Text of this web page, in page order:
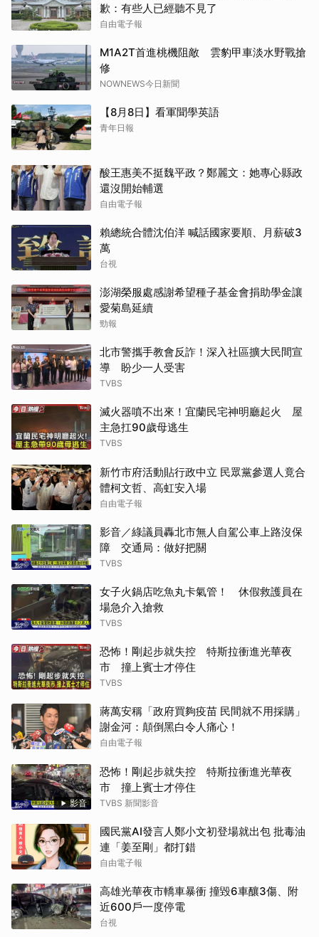
歉：有些人已經聽不見了
自由電子報
M1A2T首進桃機阻敵 雲豹甲車淡水野戰搶
修
NOWNEWS今日新聞
【8月8日】看軍聞學英語
青年日報
酸王惠美不挺魏平政？鄭麗文：她專心縣政
還沒開始輔選
自由電子報
賴總統合體沈伯洋 喊話國家要順、月薪破3
萬
台視
澎湖榮服處感謝希望種子基金會捐助學金讓
愛菊島延續
勁報
北市警攜手教會反詐！深入社區擴大民間宣
導 盼少一人受害
TVBS
滅火器噴不出來！宜蘭民宅神明廳起火 屋
主急扛90歲母逃生
TVBS
新竹市府活動貼行政中立 民眾黨參選人竟合
體柯文哲、高虹安入場
自由電子報
影音／綠議員轟北市無人自駕公車上路沒保
障 交通局：做好把關
TVBS
女子火鍋店吃魚丸卡氣管！ 休假救護員在
場急介入搶救
TVBS
恐怖！剛起步就失控 特斯拉衝進光華夜
市 撞上賓士才停住
TVBS
蔣萬安稱「政府買夠疫苗 民間就不用採購」
謝金河：顛倒黑白令人痛心！
自由電子報
影音
恐怖！剛起步就失控 特斯拉衝進光華夜
市 撞上賓士才停住
TVBS 新聞影音
國民黨AI發言人鄭小文初登場就出包 批毒油
連「姜至剛」都打錯
自由電子報
高雄光華夜市轎車暴衝 撞毀6車釀3傷、附
近600戶一度停電
台視